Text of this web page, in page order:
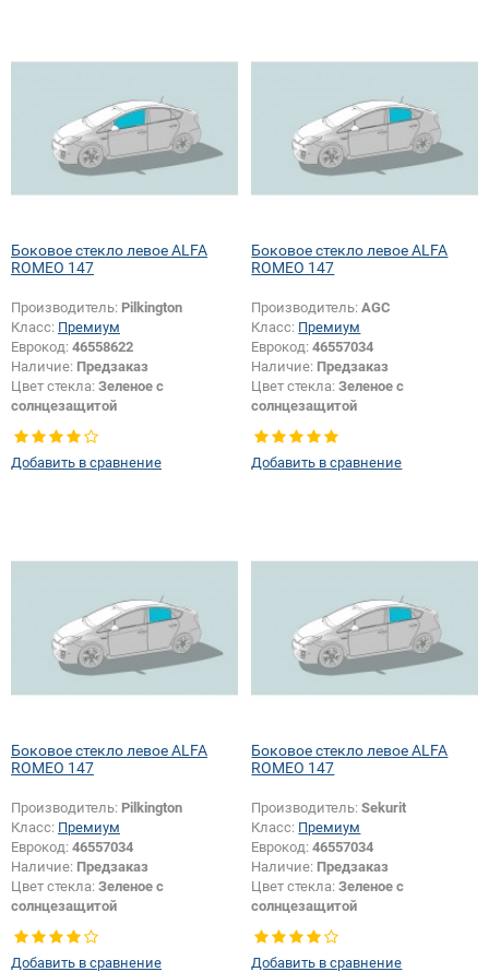
Боковое стекло левое ALFA
ROMEO 147
Производитель: Pilkington
Класс: Премиум
Еврокод: 46558622
Наличие: Предзаказ
Цвет стекла: Зеленое с
солнцезащитой
Тип кузова: Хетчбек
Тип стекла:Боковое стекло левое
Добавить в сравнение
Боковое стекло левое ALFA
ROMEO 147
Производитель:AGC
Класс: Премиум
Еврокод:46557034
Наличие: Предзаказ
Цвет стекла:Зеленое с
солнцезащитой
Тип кузова:Хетчбек
Тип стекла:Боковое стекло левое
Добавить в сравнение
Боковое стекло левое ALFA
ROMEO 147
Производитель: Pilkington
Класс: Премиум
Еврокод: 46557034
Наличие: Предзаказ
Цвет стекла: Зеленое с
солнцезащитой
Тип стекла:Боковое стекло левое
Добавить в сравнение
Боковое стекло левое ALFA
ROMEO 147
Производитель:Sekurit
Класс: Премиум
Еврокод:46557034
Наличие: Предзаказ
Цвет стекла:Зеленое с
солнцезащитой
Тип стекла:Боковое стекло левое
Добавить в сравнение